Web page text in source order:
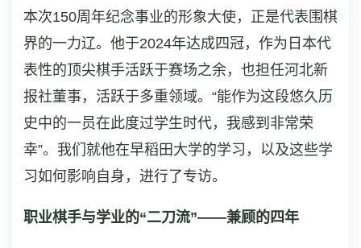
本次150周年纪念事业的形象大使，正是代表围棋
界的一力辽。他于2024年达成四冠，作为日本代
表性的顶尖棋手活跃于赛场之余，也担任河北新
报社董事，活跃于多重领域。“能作为这段悠久历
史中的一员在此度过学生时代，我感到非常荣
幸”。我们就他在早稻田大学的学习，以及这些学
习如何影响自身，进行了专访。
职业棋手与学业的“二刀流”——兼顾的四年